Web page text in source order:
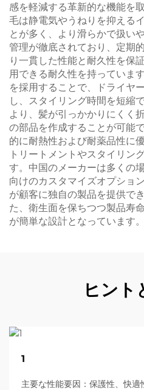
感を軽減する革新的な機能を
毛は静電気やうねりを抑える
とが多く、より滑らかで扱い
管理が徹底されており、定期
り一貫した性能と耐久性を保
用できる耐久性を持っていま
を採用することで、ドライヤ
し、スタイリング時間を短縮
より、髪が引っかかりにくく
の部品を作成することが可能
的に耐熱性および耐薬品性に
トリートメントやスタイリン
す。中国のメーカーは多くの
向けのカスタマイズオプショ
が顧客に独自の製品を提供で
た、衛生面を保ちつつ製品寿
が簡単な設計となっています。
ヒント
1
主要な性能要因：保護性、快